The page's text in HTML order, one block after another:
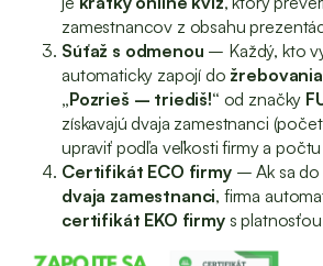
zamestnancov z obsahu
Súťaž s odmenou – Každý, kto
automaticky zapojí do
„Pozrieš – triediš!“ od značky
získavajú dvaja zamestnanci
upraviť podľa veľkosti firmy a
Certifikát ECO firmy– Ak sa do
dvaja zamestnanci, firma
certifikát EKO firmys platnosťou